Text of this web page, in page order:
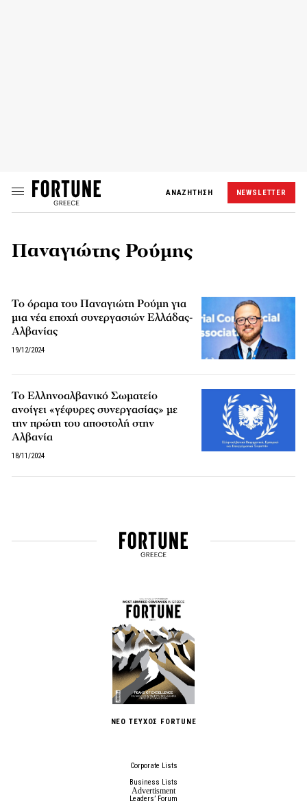
ΑΝΑΖΗΤΗΣΗ NEWSLETTER
Παναγιώτης Ρούμης
Το όραμα του Παναγιώτη Ρούμη για
μια νέα εποχή συνεργασιών Ελλάδας-
Αλβανίας
19/12/2024
Το Ελληνοαλβανικό Σωματείο
ανοίγει «γέφυρες συνεργασίας» με
την πρώτη του αποστολή στην
Αλβανία
18/11/2024
ΝΕΟ ΤΕΥΧΟΣ FORTUNE
Corporate Lists
Business Lists
Leaders’ Forum